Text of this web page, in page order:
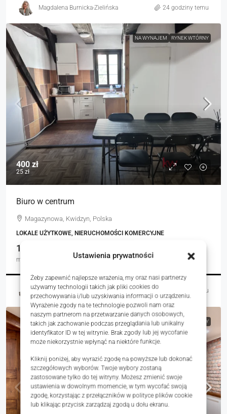
Ustawienia prywatności
Żeby zapewnić najlepsze wrażenia, my oraz nasi partnerzy
używamy technologii takich jak pliki cookies do
przechowywania i/lub uzyskiwania informacji o urządzeniu.
Wyrażenie zgody na te technologie pozwoli nam oraz
naszym partnerom na przetwarzanie danych osobowych,
takich jak zachowanie podczas przeglądania lub unikalny
identyfikator ID w tej witrynie. Brak zgody lub jej wycofanie
może niekorzystnie wpłynąć na niektóre funkcje.
Kliknij poniżej, aby wyrazić zgodę na powyższe lub dokonać
szczegółowych wyborów. Twoje wybory zostaną
zastosowane tylko do tej witryny. Możesz zmienić swoje
ustawienia w dowolnym momencie, w tym wycofać swoją
zgodę, korzystając z przełączników w polityce plików cookie
lub klikając przycisk zarządzaj zgodą u dołu ekranu.
Magdalena Burnicka-Zielińska 24 godziny temu
NA WYNAJEM RYNEK WTÓRNY
400 zł
25 zł
Biuro w centrum
Magazynowa, Kwidzyn, Polska
LOKALE UŻYTKOWE, NIERUCHOMOŚCI KOMERCYJNE
16.00
m²
Magdalena Burnicka-Zielińska 24 godziny temu
NA WYNAJEM RYNEK WTÓRNY